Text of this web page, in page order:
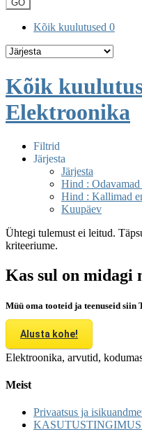
GO
Kõik kuulutused 0
Kõik
Elektroonika
Filtrid
Järjesta
Järjesta
Hind : Odavamad
Hind : Kallimad
Kuupäev
Ühtegi tulemust ei leitud.
kriteeriume.
Kas sul on midagi
Müü oma tooteid ja teenuseid siin
Alusta kohe!
Elektroonika, arvutid,
Meist
Privaatsus ja